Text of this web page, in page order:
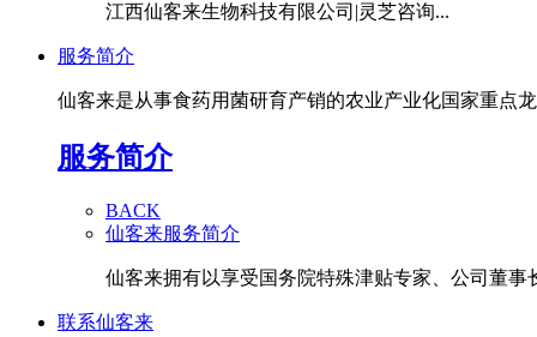
江西仙客来生物科技有限公司|灵芝咨询...
服务简介
仙客来是从事食药用菌研育产销的农业产业化国家重点
服务简介
BACK
仙客来服务简介
仙客来拥有以享受国务院特殊津贴专家、公司董事
联系仙客来